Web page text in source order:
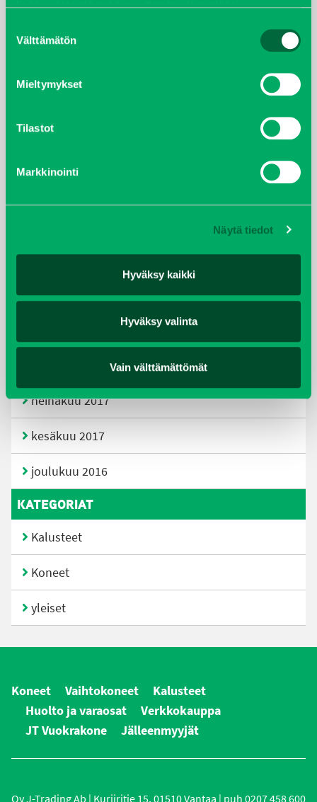
lisää evästeistä sekä muuttaa hyväksyntääsievästeet
valinta
Välttämätön
Mieltymykset
Tilastot
Markkinointi
Näytä tiedot
Hyväksy kaikki
Hyväksy valinta
Vain välttämättömät
joulukuu 2021
lokakuu 2021
kesäkuu 2021
helmikuu 2019
elokuu 2018
heinäkuu 2017
kesäkuu 2017
joulukuu 2016
KATEGORIAT
Kalusteet
Koneet
yleiset
Koneet Vaihtokoneet
Kalusteet
Huolto ja varaosat
Verkkokauppa
JT Vuokrakone
Jälleenmyyjät
Oy J-Trading Ab | Kuriiritie 15, 01510 Vantaa | puh 0207 458 600